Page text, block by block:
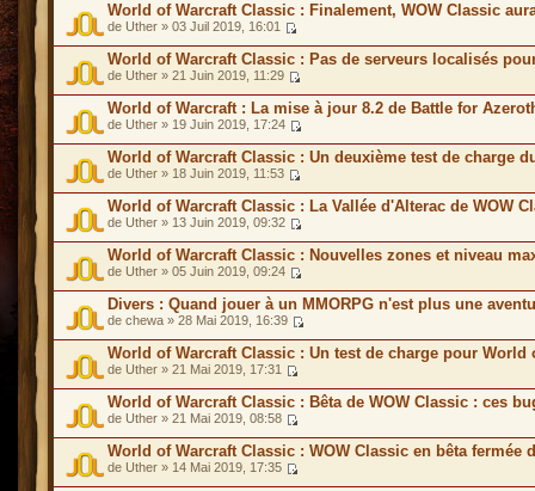
World of Warcraft Classic : Finalement, WOW Classic
de Uther » 03 Juil 2019, 16:01
World of Warcraft Classic : Pas de serveurs localisés
de Uther » 21 Juin 2019, 11:29
World of Warcraft : La mise à jour 8.2 de Battle for
de Uther » 19 Juin 2019, 17:24
World of Warcraft Classic : Un deuxième test de charge
de Uther » 18 Juin 2019, 11:53
World of Warcraft Classic : La Vallée d'Alterac de WOW
de Uther » 13 Juin 2019, 09:32
World of Warcraft Classic : Nouvelles zones et niveau
de Uther » 05 Juin 2019, 09:24
Divers : Quand jouer à un MMORPG n'est plus une
de chewa » 28 Mai 2019, 16:39
World of Warcraft Classic : Un test de charge pour World
de Uther » 21 Mai 2019, 17:31
World of Warcraft Classic : Bêta de WOW Classic : ces
de Uther » 21 Mai 2019, 08:58
World of Warcraft Classic : WOW Classic en bêta
de Uther » 14 Mai 2019, 17:35